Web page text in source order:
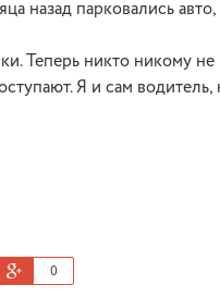
назад парковались
Теперь никто никому
Я и сам
0